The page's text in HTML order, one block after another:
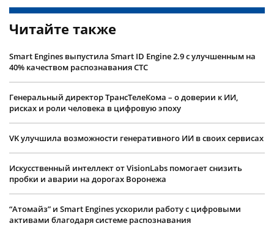
Читайте также
Smart Engines выпустила Smart ID Engine 2.9 с улучшенным на
40% качеством распознавания СТС
Генеральный директор ТрансТелеКома – о доверии к ИИ,
рисках и роли человека в цифровую эпоху
VK улучшила возможности генеративного ИИ в своих сервисах
Искусственный интеллект от VisionLabs помогает снизить
пробки и аварии на дорогах Воронежа
“Атомайз” и Smart Engines ускорили работу с цифровыми
активами благодаря системе распознавания